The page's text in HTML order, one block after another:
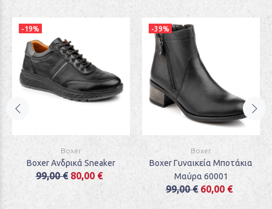
-19%
Boxer
Boxer Ανδρικά Sneaker
99,00 € 80,00 €
-39%
Boxer
Boxer Γυναικεία Μποτάκια
Μαύρα 60001
99,00 € 60,00 €